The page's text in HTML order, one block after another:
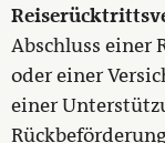
Abschluss einer
oder einer
einer